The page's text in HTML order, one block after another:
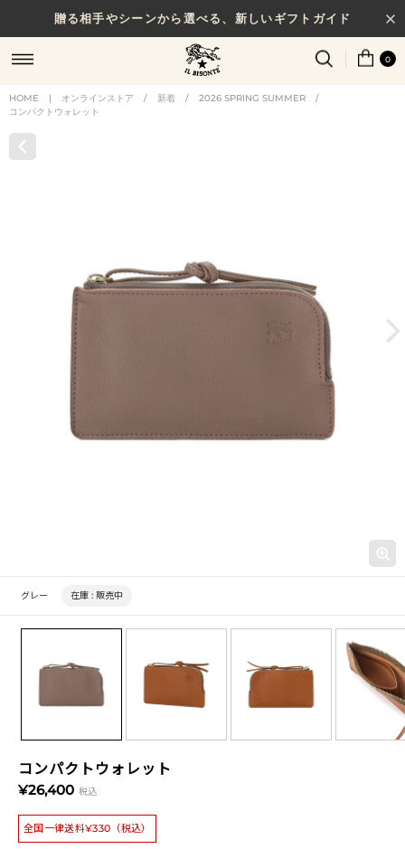
贈る相手やシーンから選べる、新しいギフトガイド
0
HOME | オンラインストア / 新着 / 2026 SPRING SUMMER
/
コンパクトウォレット
コンパクトウォレット
¥26,400 税込
全国一律送料¥330（税込）
グレー 在庫 : 販売中